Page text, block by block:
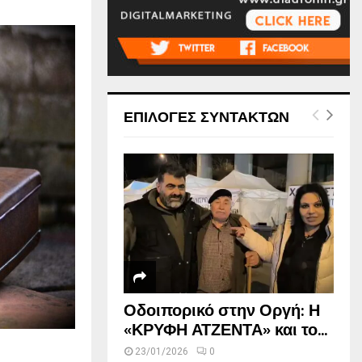
ΕΠΙΛΟΓΕΣ ΣΥΝΤΑΚΤΩΝ
Οδοιπορικό στην Οργή: Η
«ΚΡΥΦΗ ΑΤΖΕΝΤΑ» και το...
23/01/2026 0